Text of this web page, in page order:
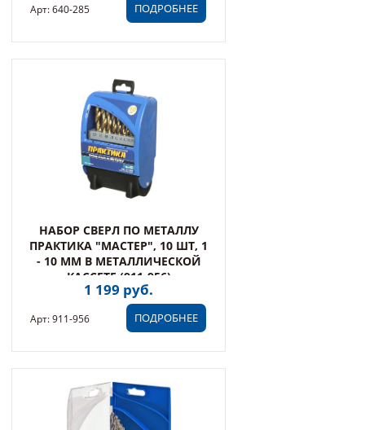
ПОДРОБНЕЕ
Арт: 640-285
НАБОР СВЕРЛ ПО МЕТАЛЛУ
ПРАКТИКА "МАСТЕР", 10 ШТ, 1
- 10 ММ В МЕТАЛЛИЧЕСКОЙ
КАССЕТЕ (911-956)
1 199 руб.
ПОДРОБНЕЕ
Арт: 911-956